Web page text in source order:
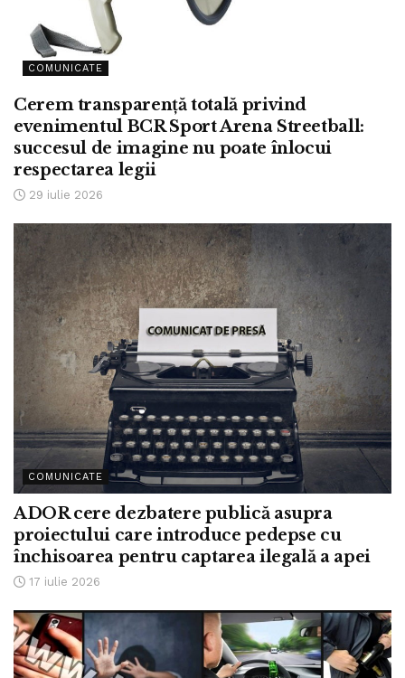
COMUNICATE
Cerem transparență totală privind
evenimentul BCR Sport Arena Streetball:
succesul de imagine nu poate înlocui
respectarea legii
29 iulie 2026
COMUNICATE
ADOR cere dezbatere publică asupra
proiectului care introduce pedepse cu
închisoarea pentru captarea ilegală a apei
17 iulie 2026